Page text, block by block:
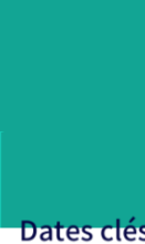
Dates clés